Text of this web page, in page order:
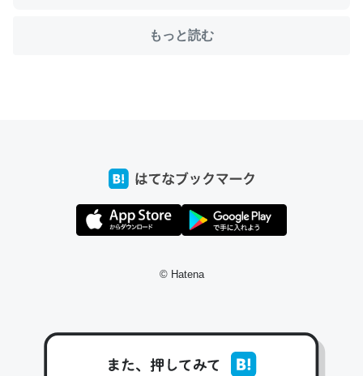
─たまにLINEするくらいだった遠方の父67歳と僕。ITツール導入で
コミュニケーションが劇的に変化した｜tayorini by LIFULL介護
私も3年前ぐらいに祖母の家に設置した。ポケットWifiみ
https://toyoshi.hatenablog.com/entry/2019/05/15/1805
もっと読む
© Hatena